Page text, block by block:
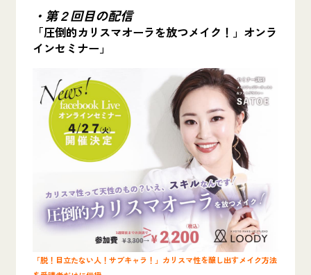
・第２回目の配信
「圧倒的カリスマオーラを放つメイク！」オンラ
インセミナー」
「脱！目立たない人！サブキャラ！」カリスマ性を醸し出すメイク方法